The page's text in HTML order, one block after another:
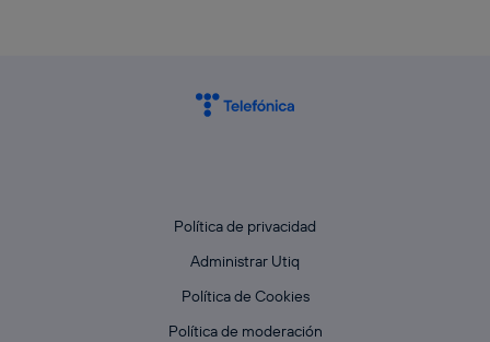
Política de privacidad
Administrar Utiq
Política de Cookies
Política de moderación